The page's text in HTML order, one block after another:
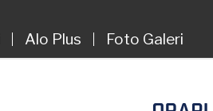
Alo Plus Foto Galeri